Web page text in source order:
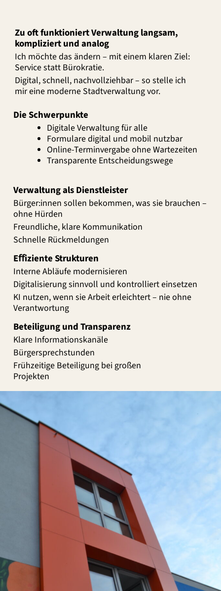
Zu oft funktioniert Verwaltung langsam,
kompliziert und analog
Ich möchte das ändern – mit einem klaren Ziel:
Service statt Bürokratie.
Digital, schnell, nachvollziehbar – so stelle ich
mir eine moderne Stadtverwaltung vor.
Die Schwerpunkte
Digitale Verwaltung für alle
Formulare digital und mobil nutzbar
Online-Terminvergabe ohne Wartezeiten
Transparente Entscheidungswege
Verwaltung als Dienstleister
Bürger:innen sollen bekommen, was sie brauchen –
ohne Hürden
Freundliche, klare Kommunikation
Schnelle Rückmeldungen
Eﬀiziente Strukturen
Interne Abläufe modernisieren
Digitalisierung sinnvoll und kontrolliert einsetzen
KI nutzen, wenn sie Arbeiterleichtert – nie ohne
Verantwortung
Beteiligung und Transparenz
Klare Informationskanäle
Bürgersprechstunden
Frühzeitige Beteiligung bei großen
Projekten